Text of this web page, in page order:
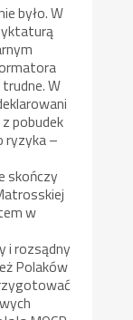
było. W
W
pobudek
ryzyka –
skończy
w
i rozsądny
Polaków